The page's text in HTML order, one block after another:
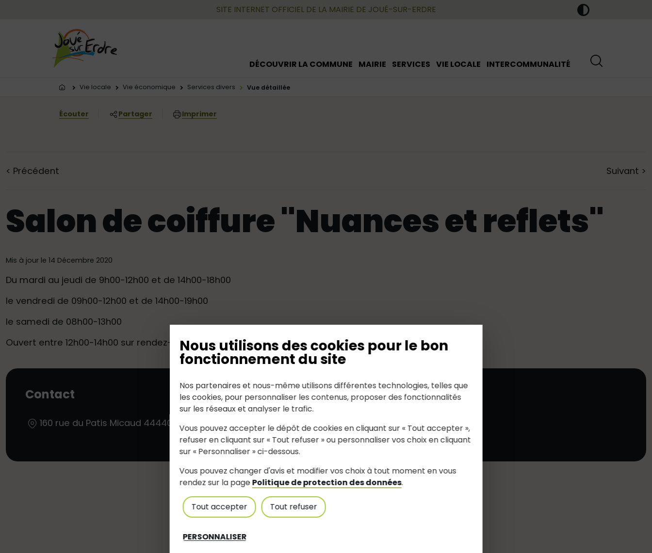
Nous utilisons des cookies pour le bon
fonctionnement du site
Nos partenaires et nous-même utilisons différentes technologies, telles que
les cookies, pour personnaliser les contenus, proposer des fonctionnalités
sur les réseaux et analyser le trafic.
Vous pouvez accepter le dépôt de cookies en cliquant sur « Tout accepter »,
refuser en cliquant sur « Tout refuser » ou personnaliser vos choix en cliquant
sur « Personnaliser » ci-dessous.
Vous pouvez changer d'avis et modifier vos choix à tout moment en vous
rendez sur la page Politique de protection des données.
Tout accepter Tout refuser
PERSONNALISER
SITE INTERNET OFFICIEL DE LA MAIRIE DE JOUÉ-SUR-ERDRE
DÉCOUVRIR LA COMMUNE MAIRIE SERVICES VIE LOCALE INTERCOMMUNALITÉ
Vous êtes ici:
Vie locale Vie économique Services divers Vue détaillée
Écouter Partager Imprimer
< Précédent Suivant >
Salon de coiffure "Nuances et reflets"
Mis à jour le 14 Décembre 2020
Du mardi au jeudi de 9h00-12h00 et de 14h00-18h00
le vendredi de 09h00-12h00 et de 14h00-19h00
le samedi de 08h00-13h00
Ouvert entre 12h00-14h00 sur rendez-vous.
Contact
160 rue du Patis Micaud 44440 Joué-sur-Erdre 02.40.77.50.59